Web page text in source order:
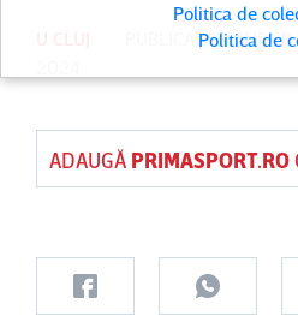
PUBLICAT DETUDOR
ADAUGĂ PRIMASPORT.RO
Politica de
Politica de